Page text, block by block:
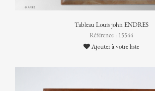
Tableau Louis john ENDRES
Référence : 15544
Ajouter à votre liste